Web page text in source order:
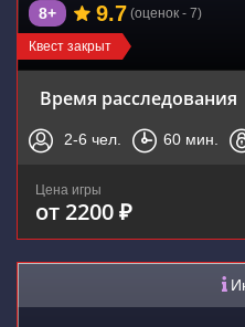
Квест закрыт
8+ 9.7 (оценок - 7)
Время расследования
2-6 чел. 60 мин.
Цена игры
от 2200 ₽